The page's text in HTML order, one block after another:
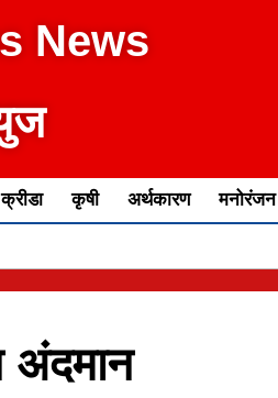
News
क्रीडा कृषी अर्थकारण मनोरंजन
अंदमान